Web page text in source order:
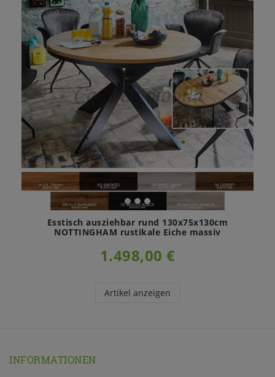
Esstisch ausziehbar rund 130x75x130cm
NOTTINGHAM rustikale Eiche massiv
1.498,00 €
Artikel anzeigen
INFORMATIONEN